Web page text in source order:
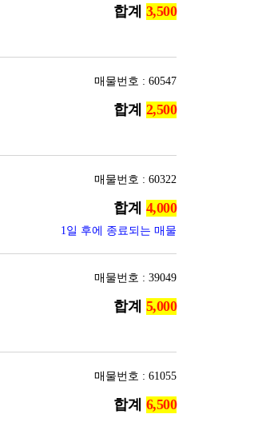
합계
매물번호 : 60547
합계
매물번호 : 60322
합계
1일 후에 종료되는 매물
매물번호 : 39049
합계
매물번호 : 61055
합계